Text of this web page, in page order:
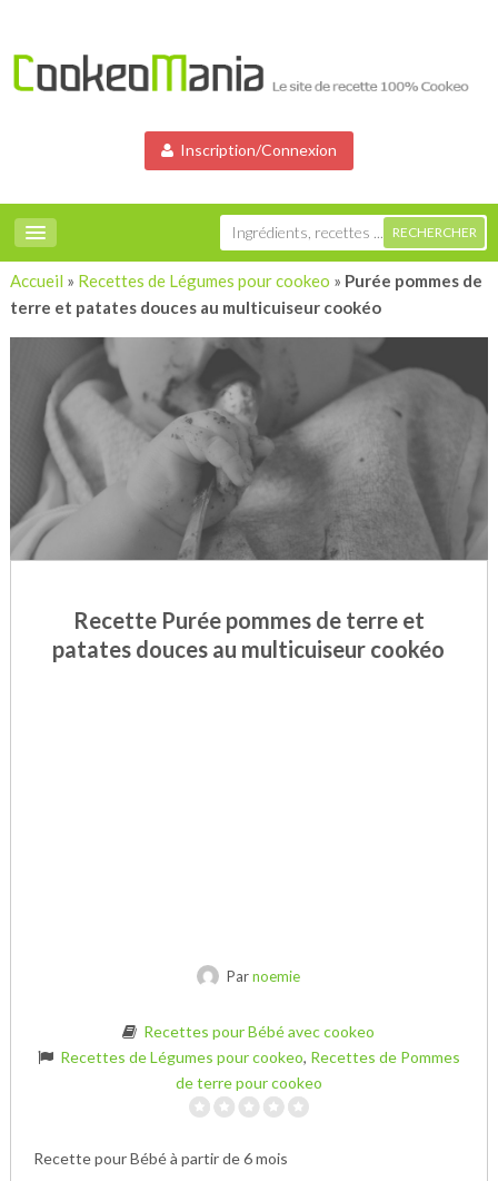
Inscription/Connexion
Accueil » Recettes de Légumes pour cookeo » Purée pommes de
terre et patates douces au multicuiseur cookéo
Recette Purée pommes de terre et
patates douces au multicuiseur cookéo
Parnoemie
Recettes pour Bébé avec cookeo
Recettes de Légumes pour cookeo, Recettes de Pommes
de terre pour cookeo
Recette pour Bébé à partir de 6 mois